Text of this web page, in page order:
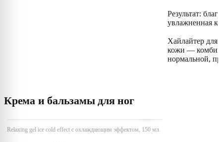
Результат:
увлажненная
Хайлайтер для
кожи —
нормальной,
Крема и бальзамы для ног
Relaxing gel ice cold effect с охлаждающим эффектом, 150 мл.